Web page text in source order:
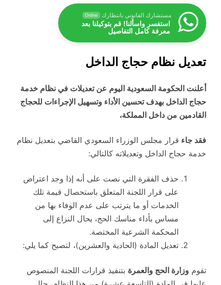
مستشارك القانوني بانتظارك Online
استفسر واسألنا! قم بتوكيلنا بعد
معرفة كامل التفاصيل
تعديل نظام حجاج الداخل
أعلنت الحكومة السعودية اليوم عن تعديلات في نظام خدمة
حجاج الداخل بهدف تحسين الأداء وتسهيل الإجراءات للحجاج
القادمين من داخل المملكة،
فقد جاء قرار مجلس الوزراء السعودي القاضي بتعديل نظام
خدمة حجاج الداخل وتعديلاته كالتالي:
حذف الفقرة التي نصت على أنه إذا وجد اعتراض
على قرار اللجنة المتعلق باستحصال قيمة تلك
الخدمات أو ما يترتب على عدم الوفاء بها من
مساس بأداء مناسك الحج، يحال النزاع إلى
المحكمة الشرعية المختصة.
تعديل المادة (الحادية والعشرين)، لتصبح كما يلي:
تقوم وزارة الحج والعمرة بتنفيذ قرارات اللجنة المنصوص